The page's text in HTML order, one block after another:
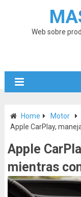
Web sobre
Home Motor
Apple CarPlay,
Apple
mientras